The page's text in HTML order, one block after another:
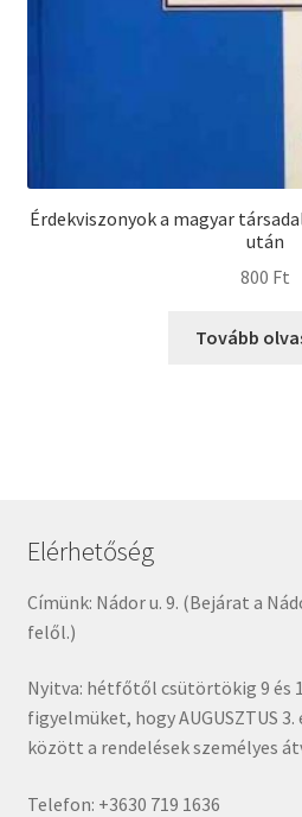
Érdekviszonyok a magyar
után
800 Ft
Tovább
Elérhetőség
Címünk: Nádor u. 9. (Bejárat a
felől.)
Nyitva: hétfőtől csütörtökig 9 és
figyelmüket, hogy AUGUSZTUS 3.
között a rendelések személyes
Telefon: +3630 719 1636